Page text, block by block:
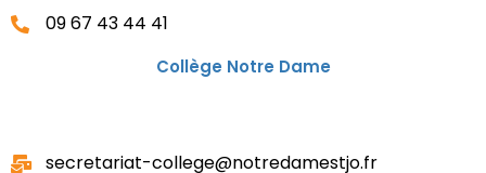
09 67 43 44 41
Collège Notre Dame
secretariat-college@notredamestjo.fr